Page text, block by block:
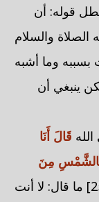
قوله: أن
الصلاة والسلام
بسببه وما أشبه
ينبغي أن
قَالَ أَنَا
بِالشَّمْسِ مِنَ
[البقرة:258] ما قال: لا أنت